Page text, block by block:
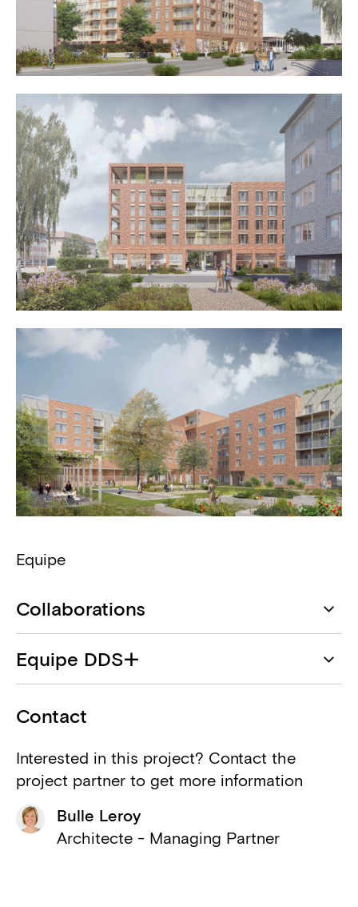
Equipe
Collaborations
Architecte
Maître d'ouvrage
Atlas Engineering
Ingénieur structure
Concept Control
Ingénieur techniques spéciales
Equipe DDS+
Renaud De Backer
Ornella Mellone
Contact
Interested in this project? Contact the
project partner to get more information
Bulle Leroy
Architecte - Managing Partner